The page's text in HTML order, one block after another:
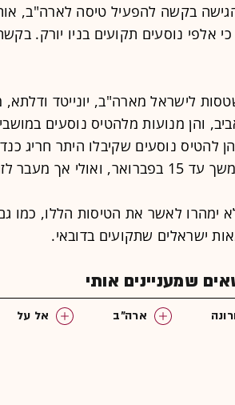
בקשה להפעיל טיסה לארה"ב,
כי אלפי נוסעים תקועים בניו יורק.
לישראל מארה"ב, יונייטד ודלתא,
והן מנועות מלהטיס נוסעים
להטיס נוסעים שקיבלו היתר חריג
אך מעבר לזה.
ימהרו לאשר את הטיסות הללו, כמו
ישראלים שתקועים בדובאי.
שמעניינים אותי
ארה"ב
אל על